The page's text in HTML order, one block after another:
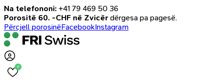
Na telefononi: +41 79 469 50 36
Porositë 60. -CHF në Zvicër dërgesa pa pagesë.
Përcjell porosinëFacebookInstagram
0